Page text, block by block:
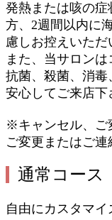
発熱または咳の
方、2週間以内に
慮しお控えいただ
また、当サロンは
抗菌、殺菌、消毒
安心してご来店下
※キャンセル、ご
ご変更またはご連
通常コース
自由にカスタマ